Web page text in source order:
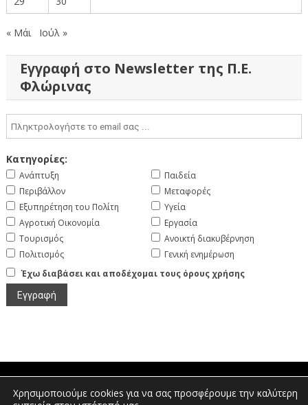
« Μάι Ιούλ »
Εγγραφή στο Newsletter της Π.Ε.
Φλώρινας
Κατηγορίες:
Ανάπτυξη
Περιβάλλον
Εξυπηρέτηση του Πολίτη
Αγροτική Οικονομία
Τουρισμός
Πολιτισμός
Παιδεία
Μεταφορές
Υγεία
Εργασία
Ανοικτή διακυβέρνηση
Γενική ενημέρωση
Έχω διαβάσει και αποδέχομαι τους όρους χρήσης
Πτολεμαίων 1, Διοικητήριο Φλώρινας |
Χρησιμοποιούμε cookies για να σας προσφέρουμε την καλύτερη